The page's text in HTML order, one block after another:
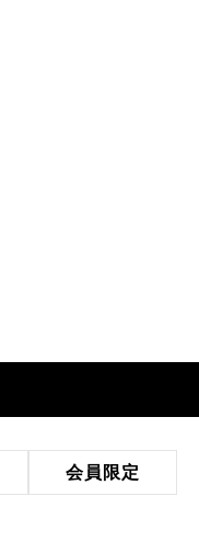
会員限定